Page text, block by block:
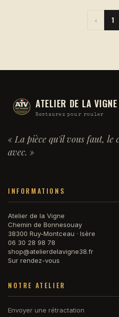
‹ 1
ATELIER DE LA VIGNE
Restaurez pour rouler
« La pièce qu'il vous faut, le
avec. »
INFORMATIONS
Atelier de la Vigne
Chemin de Bonnesouay
38300 Ruy-Montceau · Isère
06 30 28 98 78
shop@atelierdelavigne38.fr
Sur rendez-vous
NOTRE ATELIER
Envoyer une rétractation